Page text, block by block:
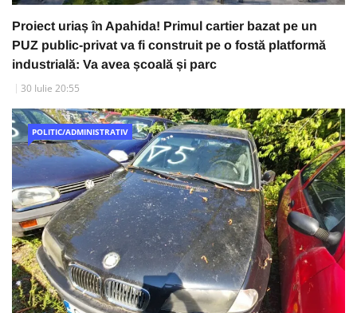
Proiect uriaș în Apahida! Primul cartier bazat pe un
PUZ public-privat va fi construit pe o fostă platformă
industrială: Va avea școală și parc
30 Iulie 20:55
POLITIC/ADMINISTRATIV